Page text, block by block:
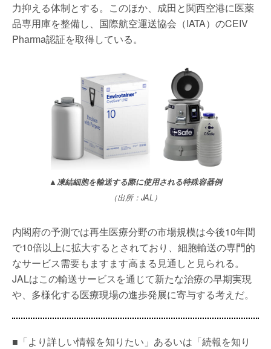
力抑える体制とする。このほか、成田と関西空港に医薬
品専用庫を整備し、国際航空運送協会（IATA）のCEIV
Pharma認証を取得している。
▲凍結細胞を輸送する際に使用される特殊容器例
（出所：JAL）
内閣府の予測では再生医療分野の市場規模は今後10年間
で10倍以上に拡大するとされており、細胞輸送の専門的
なサービス需要もますます高まる見通しと見られる。
JALはこの輸送サービスを通じて新たな治療の早期実現
や、多様化する医療現場の進歩発展に寄与する考えだ。
■「より詳しい情報を知りたい」あるいは「続報を知り